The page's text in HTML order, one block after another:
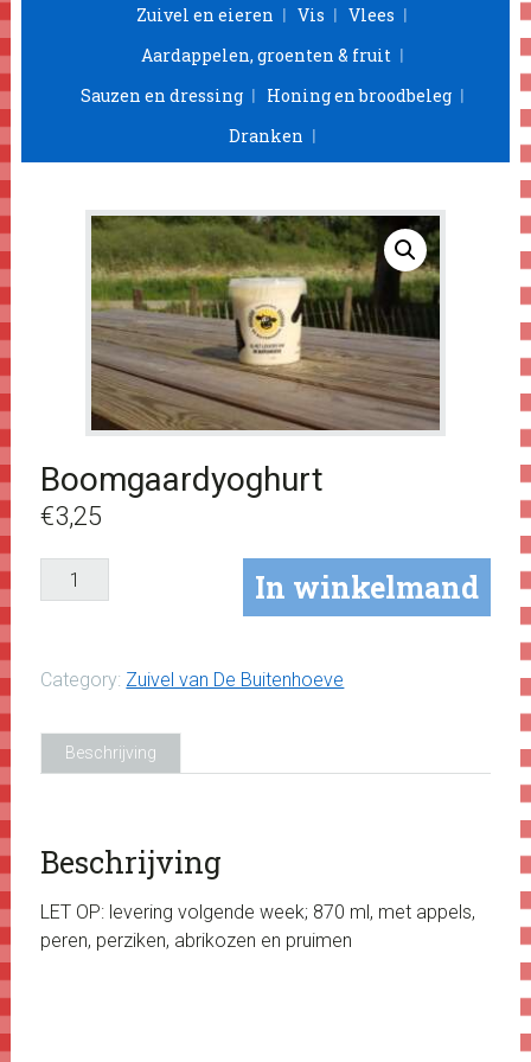
Zuivel en eieren
Vis
Vlees
Aardappelen, groenten & fruit
Sauzen en dressing
Honing en broodbeleg
Dranken
Boomgaardyoghurt
€3,25
Boomgaardyoghurt
aantal
In winkelmand
Category: Zuivel van De Buitenhoeve
Beschrijving
Beschrijving
LET OP: levering volgende week; 870 ml, met appels,
peren, perziken, abrikozen en pruimen